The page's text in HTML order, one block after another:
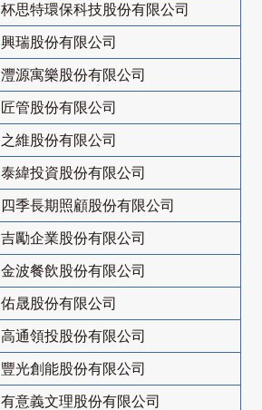
杯思特環保科技股份有限公司
興瑞股份有限公司
灃源寓樂股份有限公司
匠管股份有限公司
之維股份有限公司
泰緯投資股份有限公司
四季長期照顧股份有限公司
吉勵企業股份有限公司
金波餐飲股份有限公司
佑晟股份有限公司
高通領投股份有限公司
豐光創能股份有限公司
有意義文理股份有限公司